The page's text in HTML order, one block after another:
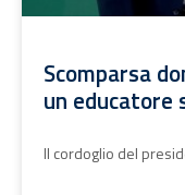
Scomparsa
un
Il cordoglio del